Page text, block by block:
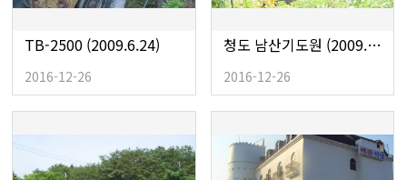
TB-2500 (2009.6.24)
2016-12-26
청도 남산기도원 (2009.6.15 )
2016-12-26